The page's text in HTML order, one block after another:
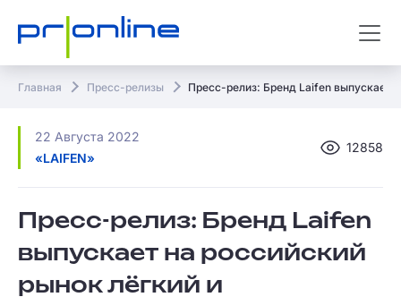
Главная Пресс-релизы Пресс-релиз: Бренд Laifen выпускает
22 Августа 2022
«LAIFEN»
12858
Пресс-релиз: Бренд Laifen
выпускает на российский
рынок лёгкий и